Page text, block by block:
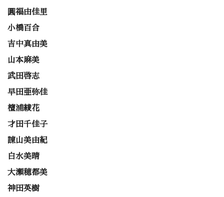
圓福由佳里
小橋百合
吉中真由美
山本麻美
武田啓志
早田亜弥佳
檀浦綾花
才田千佳子
諌山美由紀
白水美晴
大瀬穂都美
神田英樹